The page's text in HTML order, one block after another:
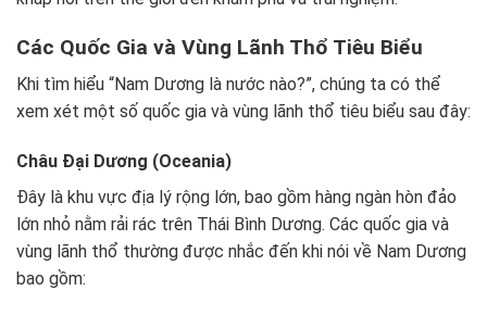
Các Quốc Gia và Vùng Lãnh Thổ Tiêu Biểu
Khi tìm hiểu “Nam Dương là nước nào?”, chúng ta có thể
xem xét một số quốc gia và vùng lãnh thổ tiêu biểu sau đây:
Châu Đại Dương (Oceania)
Đây là khu vực địa lý rộng lớn, bao gồm hàng ngàn hòn đảo
lớn nhỏ nằm rải rác trên Thái Bình Dương. Các quốc gia và
vùng lãnh thổ thường được nhắc đến khi nói về Nam Dương
bao gồm: